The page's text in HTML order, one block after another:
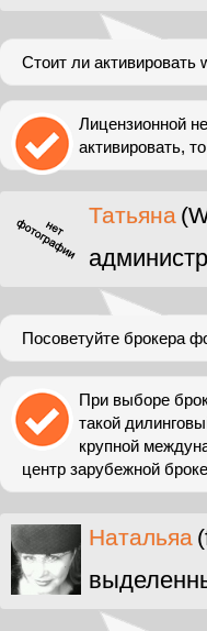
Стоит ли активировать
Лицензионной
активировать,
Татьяна
Посоветуйте брокера
При выборе
такой
крупной
центр зарубежной
Натальяа